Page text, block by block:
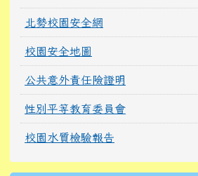
北勢校園安全網
校園安全地圖
公共意外責任險證明
性別平等教育委員會
校園水質檢驗報告